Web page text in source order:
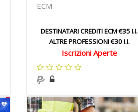
ECM
DESTINATARI CREDITI ECM €35 I.I.
ALTRE PROFESSIONI €30 I.I.
Iscrizioni Aperte